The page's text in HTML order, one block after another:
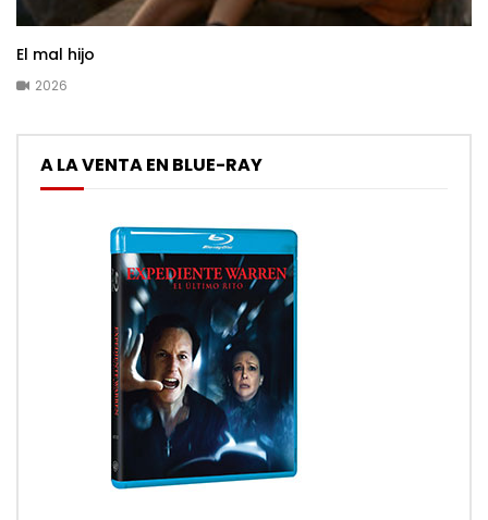
El mal hijo
2026
A LA VENTA EN BLUE-RAY